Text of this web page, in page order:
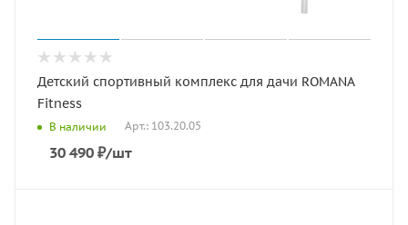
Детский спортивный комплекс для дачи ROMANA
Fitness
В наличии Арт.: 103.20.05
30 490 ₽/шт